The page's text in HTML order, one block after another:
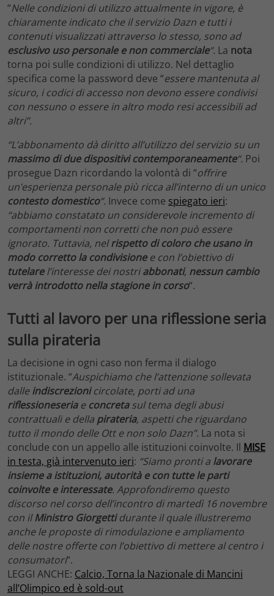
“Nelle condizioni di utilizzo attualmente in vigore, è
chiaramente indicato che il servizio Dazn e tutti i
contenuti visualizzati attraverso lo stesso, sono ad
esclusivo uso personale e non commerciale“. La nota
torna poi sulle condizioni di utilizzo. Nel dettaglio
specifica come la password deve “essere mantenuta al
sicuro, i codici di accesso non devono essere condivisi
con nessuno o essere in altro modo resi accessibili ad
altri”.
“L’abbonamento dà diritto all’utilizzo del servizio su un
massimo di due dispositivi contemporaneamente“. Poi
prosegue Dazn ricordando la volontà di “offrire
un’esperienza personale più ricca all’interno di un unico
contesto domestico“. Invece come spiegato ieri:
“abbiamo constatato un considerevole incremento di
comportamenti non corretti che non può essere
ignorato. Tuttavia, nelrispetto di coloro che usano in
modo corretto la condivisionee con l’obiettivo di
tutelarel’interesse dei nostriabbonati, nessun cambio
verrà introdotto nella stagione in corso“.
Tutti al lavoro per una riflessione seria
sulla pirateria
La decisione in ogni caso non ferma il dialogo
istituzionale. “Auspichiamo che l’attenzione sollevata
dalleindiscrezionicircolate, porti ad una
riflessioneseriae concretasul tema degli abusi
contrattuali e della pirateria, aspetti che riguardano
tutto il mondo delle Ott e non solo Dazn”. La nota si
conclude con un appello alle istituzioni coinvolte. Il MISE
in testa, già intervenuto ieri: “Siamo pronti a lavorare
insieme a istituzioni, autorità e con tutte le parti
coinvolte e interessate. Approfondiremo questo
discorso nel corso dell’incontro di martedì 16 novembre
con ilMinistro Giorgettidurante il quale illustreremo
anche le proposte di rimodulazione e ampliamento
delle nostre offerte con l’obiettivo di mettere al centro i
consumatori“.
LEGGI ANCHE: Calcio, Torna la Nazionale di Mancini
all’Olimpico ed è sold-out